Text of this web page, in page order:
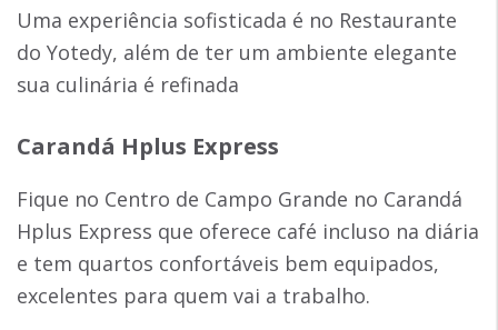
Uma experiência sofisticada é no Restaurante
do Yotedy, além de ter um ambiente elegante
sua culinária é refinada
Carandá Hplus Express
Fique no Centro de Campo Grande no Carandá
Hplus Express que oferece café incluso na diária
e tem quartos confortáveis bem equipados,
excelentes para quem vai a trabalho.